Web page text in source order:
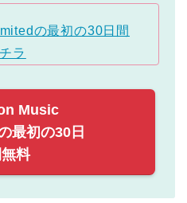
の最初の30日間
ラ
Music
最初の30日
無料